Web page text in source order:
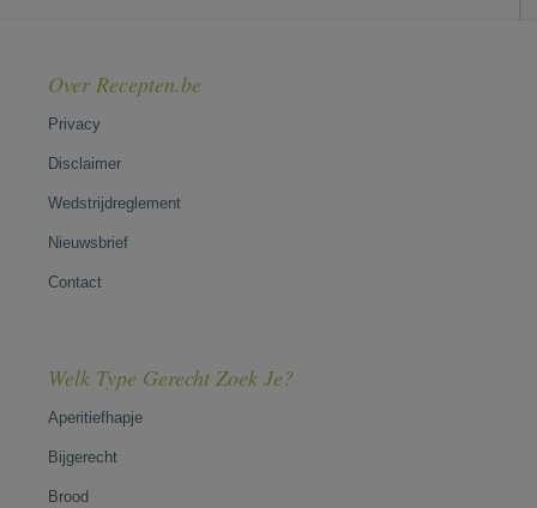
Over Recepten.be
Privacy
Disclaimer
Wedstrijdreglement
Nieuwsbrief
Contact
Welk Type Gerecht Zoek Je?
Aperitiefhapje
Bijgerecht
Brood